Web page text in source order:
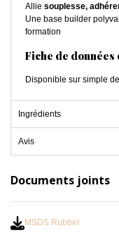
Allie souplesse,
Une base builder
formation
Fiche de données
Disponible sur simple
Ingrédients
Avis
Documents joints
MSDS Rubber